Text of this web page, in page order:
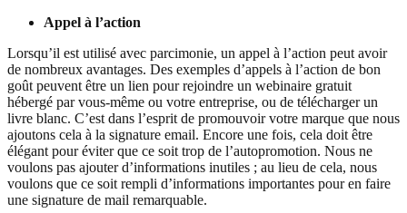
Appel à l’action
Lorsqu’il est utilisé avec parcimonie, un appel à l’action peut avoir
de nombreux avantages. Des exemples d’appels à l’action de bon
goût peuvent être un lien pour rejoindre un webinaire gratuit
hébergé par vous-même ou votre entreprise, ou de télécharger un
livre blanc. C’est dans l’esprit de promouvoir votre marque que nous
ajoutons cela à la signature email. Encore une fois, cela doit être
élégant pour éviter que ce soit trop de l’autopromotion. Nous ne
voulons pas ajouter d’informations inutiles ; au lieu de cela, nous
voulons que ce soit rempli d’informations importantes pour en faire
une signature de mail remarquable.